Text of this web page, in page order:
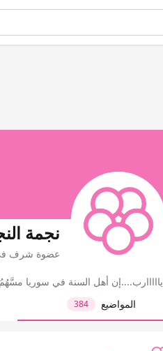
نجمة
عضوة شرف
يااااارب....إن أهل السنة في سوريا
المواضيع
384